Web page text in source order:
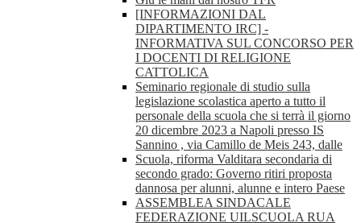
[INFORMAZIONI DAL
DIPARTIMENTO IRC] -
INFORMATIVA SUL CONCORSO PER
I DOCENTI DI RELIGIONE
CATTOLICA
Seminario regionale di studio sulla
legislazione scolastica aperto a tutto il
personale della scuola che si terrà il giorno
20 dicembre 2023 a Napoli presso IS
Sannino , via Camillo de Meis 243, dalle
Scuola, riforma Valditara secondaria di
secondo grado: Governo ritiri proposta
dannosa per alunni, alunne e intero Paese
ASSEMBLEA SINDACALE
FEDERAZIONE UILSCUOLA RUA